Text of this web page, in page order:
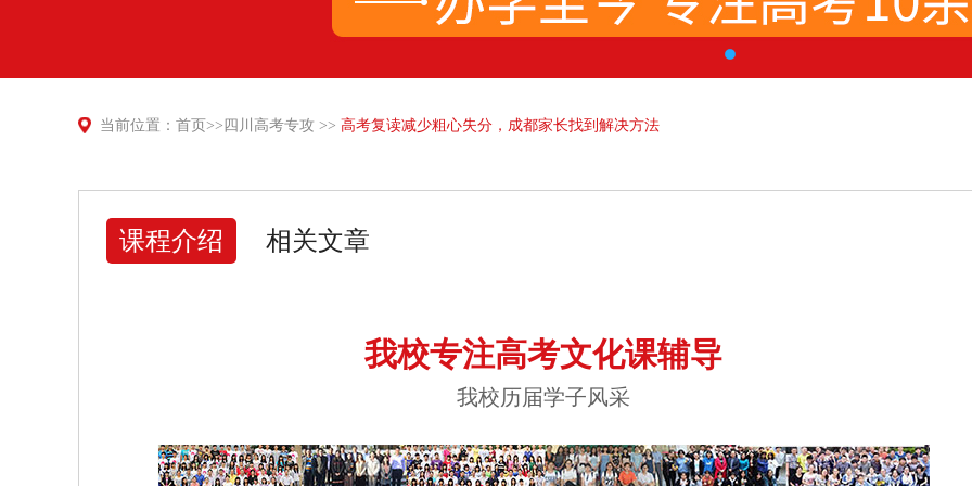
当前位置： 首页 >> 四川高考专攻 >> 高考复读减少粗心失分，成都家长找到解决方法
课程介绍 相关文章
我校专注高考文化课辅导
我校历届学子风采